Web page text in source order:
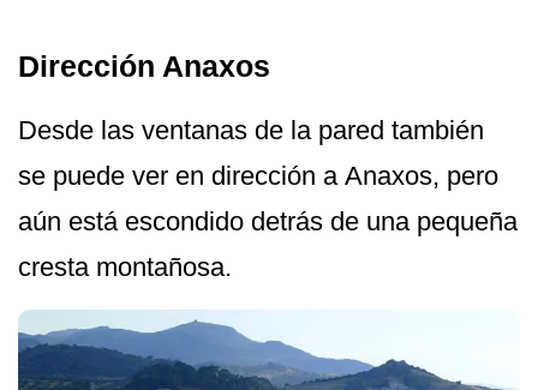
Dirección Anaxos
Desde las ventanas de la pared también
se puede ver en dirección a Anaxos, pero
aún está escondido detrás de una pequeña
cresta montañosa.